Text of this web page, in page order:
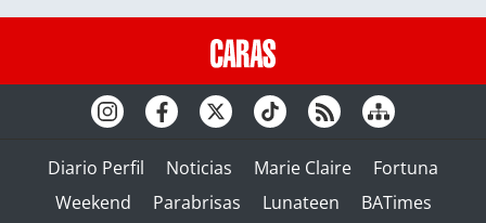
Diario Perfil Noticias Marie Claire
Fortuna
Weekend
Parabrisas Lunateen BATimes